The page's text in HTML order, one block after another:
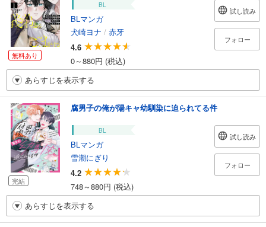
無料あり
BL
BLマンガ
犬崎ヨナ / 赤牙
4.6
0～880円 (税込)
試し読み
フォロー
あらすじを表示する
完結
腐男子の俺が陽キャ幼馴染に迫られてる件
BL
BLマンガ
雪潮にぎり
4.2
748～880円 (税込)
試し読み
フォロー
あらすじを表示する